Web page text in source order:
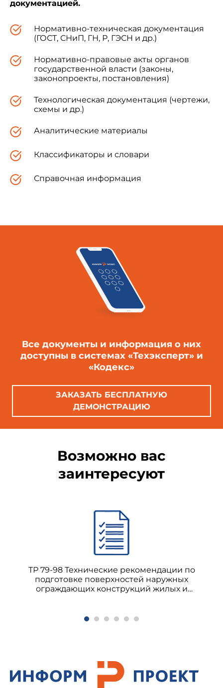
документацией.
Нормативно-техническая документация
(ГОСТ, СНиП, ГН, Р, ГЭСН и др.)
Нормативно-правовые акты органов
государственной власти (законы,
законопроекты, постановления)
Технологическая документация (чертежи,
схемы и др.)
Аналитические материалы
Классификаторы и словари
Справочная информация
Все документы и информация о них
доступны в системах «Техэксперт» и
«Кодекс»
ЗАКАЗАТЬ БЕСПЛАТНУЮ
ДЕМОНСТРАЦИЮ
Возможно вас
заинтересуют
ТР 79-98 Технические рекомендации по
подготовке поверхностей наружных
ограждающих конструкций жилых и